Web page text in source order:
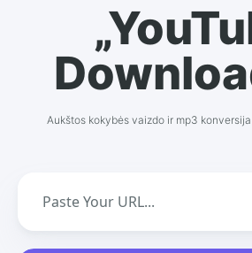
Aukštos kokybės vaizdo ir mp3